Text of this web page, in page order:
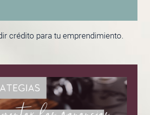
crédito para tu emprendimiento.